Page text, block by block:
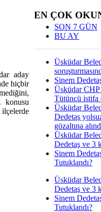
aday
hiçbir
konusu
ilçelerde
EN ÇOK
SON 7 GÜN
BU AY
Üsküdar
Sinem
Üsküdar CHP
Tütüncü istifa
Üsküdar
Dedetaş
gözaltına
Üsküdar
Dedetaş ve 3
Sinem
Tutuklandı?
Üsküdar
Dedetaş ve 3
Sinem
Tutuklandı?